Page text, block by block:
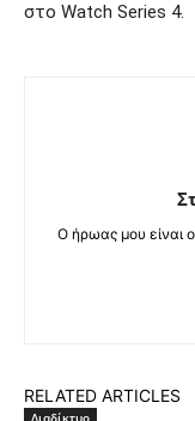
στο Watch Series 4.
Ο ήρωας μου είναι
RELATED ARTICLES
Διαδίκτυο